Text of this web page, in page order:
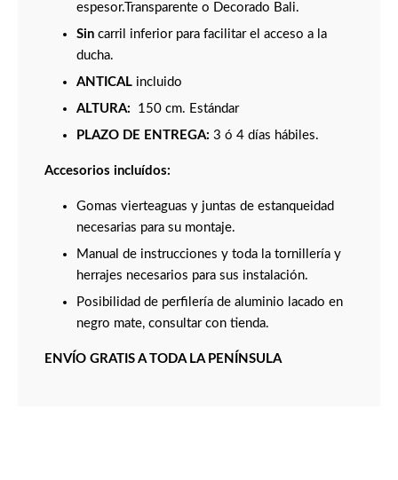
espesor.Transparente o Decorado Bali.
Sin carril inferior para facilitar el acceso a la
ducha.
ANTICAL incluido
ALTURA:
150 cm. Estándar
PLAZO DE ENTREGA: 3 ó 4 días hábiles.
Accesorios incluídos:
Gomas vierteaguas y juntas de estanqueidad
necesarias para su montaje.
Manual de instrucciones y toda la tornillería y
herrajes necesarios para sus instalación.
Posibilidad de perfilería de aluminio lacado en
negro mate, consultar con tienda.
ENVÍO GRATIS A TODA LA PENÍNSULA